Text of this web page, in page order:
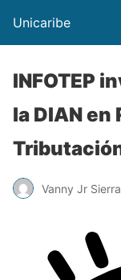
Unicaribe
INFOTEP
la DIAN en
Vanny Jr